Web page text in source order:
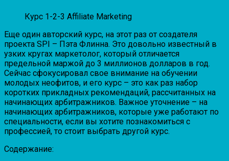
Курс 1-2-3 Affiliate Marketing
Еще один авторский курс, на этот раз от создателя
проекта SPI – Пэта Флинна. Это довольно известный в
узких кругах маркетолог, который отличается
предельной маржой до 3 миллионов долларов в год.
Сейчас сфокусировал свое внимание на обучении
молодых неофитов, и его курс – это как раз набор
коротких прикладных рекомендаций, рассчитанных на
начинающих арбитражников. Важное уточнение – на
начинающих арбитражников, которые уже работают по
специальности, если вы хотите познакомиться с
профессией, то стоит выбрать другой курс.
Содержание: